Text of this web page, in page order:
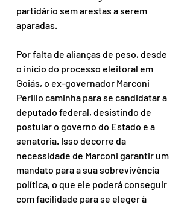
partidário sem arestas a serem
aparadas.
Por falta de alianças de peso, desde
o início do processo eleitoral em
Goiás, o ex-governador Marconi
Perillo caminha para se candidatar a
deputado federal, desistindo de
postular o governo do Estado e a
senatoria. Isso decorre da
necessidade de Marconi garantir um
mandato para a sua sobrevivência
política, o que ele poderá conseguir
com facilidade para se eleger à